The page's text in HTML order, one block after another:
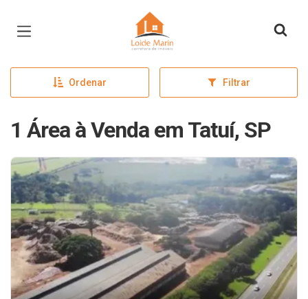
Página inicial
Ordenar Filtrar
1 Área à Venda em Tatuí, SP